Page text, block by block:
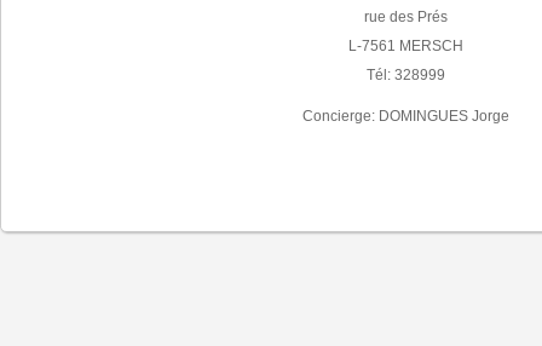
rue des Prés
L-7561 MERSCH
Tél: 328999
Concierge: DOMINGUES Jorge